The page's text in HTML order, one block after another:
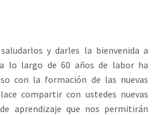
y darles la bienvenida a
lo largo de 60 años de labor ha
con la formación de las nuevas
compartir con ustedes nuevas
aprendizaje que nos permitirán